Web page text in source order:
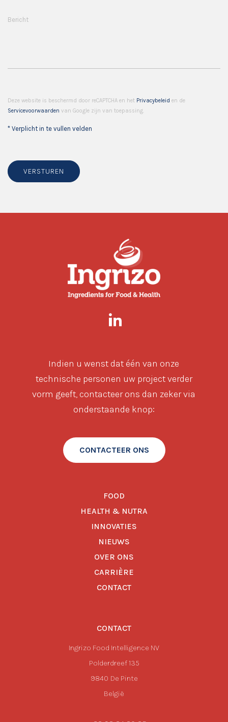
Bericht
Deze website is beschermd door reCAPTCHA en het Privacybeleid en de
Servicevoorwaarden van Google zijn van toepassing.
* Verplicht in te vullen velden
VERSTUREN
Indien u wenst dat één van onze
technische personen uw project verder
vorm geeft, contacteer ons dan zeker via
onderstaande knop:
CONTACTEER ONS
FOOD
HEALTH & NUTRA
INNOVATIES
NIEUWS
OVER ONS
CARRIÈRE
CONTACT
CONTACT
Ingrizo Food Intelligence NV
Polderdreef 135
9840 De Pinte
België